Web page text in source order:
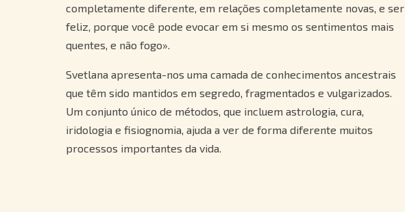
completamente diferente, em relações completamente novas, e ser
feliz, porque você pode evocar em si mesmo os sentimentos mais
quentes, e não fogo».
Svetlana apresenta-nos uma camada de conhecimentos ancestrais
que têm sido mantidos em segredo, fragmentados e vulgarizados.
Um conjunto único de métodos, que incluem astrologia, cura,
iridologia e fisiognomia, ajuda a ver de forma diferente muitos
processos importantes da vida.